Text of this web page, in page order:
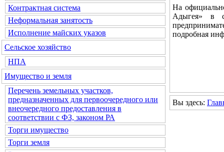
Контрактная система
Неформальная занятость
Исполнение майских указов
Сельское хозяйство
НПА
Имущество и земля
Перечень земельных участков,
предназначенных для первоочередного или
внеочередного предоставления в
соответствии с ФЗ, законом РА
Торги имущество
Торги земля
На
Адыгея» в
подробная
Вы здесь: